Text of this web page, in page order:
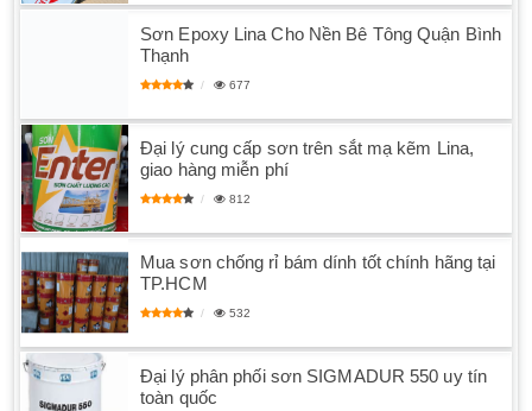
Sơn Epoxy Lina Cho Nền Bê Tông Quận Bình
Thạnh
677
Đại lý cung cấp sơn trên sắt mạ kẽm Lina,
giao hàng miễn phí
812
Mua sơn chống rỉ bám dính tốt chính hãng tại
TP.HCM
532
Đại lý phân phối sơn SIGMADUR 550 uy tín
toàn quốc